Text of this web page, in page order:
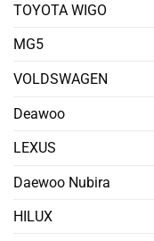
TOYOTA WIGO
MG5
VOLDSWAGEN
Deawoo
LEXUS
Daewoo Nubira
HILUX